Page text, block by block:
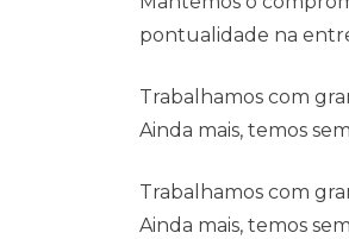
pontualidade na
Trabalhamos com
Ainda mais, temos
Trabalhamos com
Ainda mais, temos